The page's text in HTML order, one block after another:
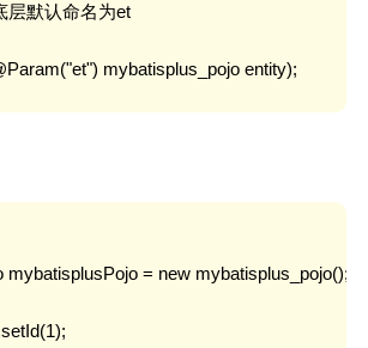
层默认命名为et
mybatisplus_pojo entity);
mybatisplusPojo = new mybatisplus_pojo();